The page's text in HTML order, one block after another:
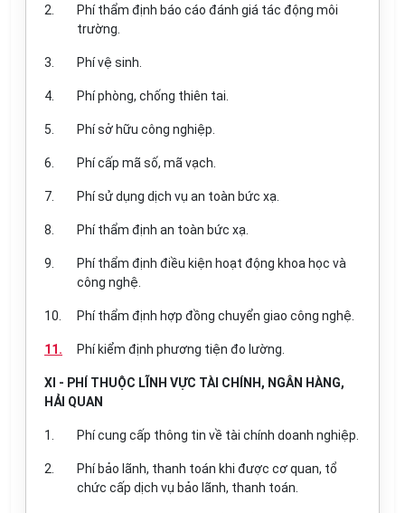
2.
Phí thẩm định báo cáo đánh giá tác động môi
trường.
3. Phí vệ sinh.
4. Phí phòng, chống thiên tai.
5. Phí sở hữu công nghiệp.
6. Phí cấp mã số, mã vạch.
7. Phí sử dụng dịch vụ an toàn bức xạ.
8. Phí thẩm định an toàn bức xạ.
9.
Phí thẩm định điều kiện hoạt động khoa học và
công nghệ.
10. Phí thẩm định hợp đồng chuyển giao công nghệ.
11. Phí kiểm định phương tiện đo lường.
XI - PHÍ THUỘC LĨNH VỰC TÀI CHÍNH, NGÂN HÀNG,
HẢI QUAN
1. Phí cung cấp thông tin về tài chính doanh nghiệp.
2.
Phí bảo lãnh, thanh toán khi được cơ quan, tổ
chức cấp dịch vụ bảo lãnh, thanh toán.